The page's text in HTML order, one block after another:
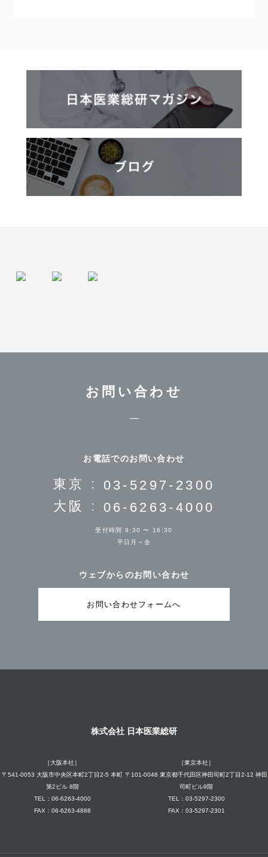
お問い合わせ
お電話でのお問い合わせ
東京 : 03-5297-2300
大阪 : 06-6263-4000
受付時間 9:30 〜 16:30
平日月～金
ウェブからのお問い合わせ
お問い合わせフォームへ
株式会社 日本医業総研
［大阪本社］
〒541-0053 大阪市中央区本町2丁目2-5 本町
第2ビル 8階
TEL：06-6263-4000
FAX：06-6263-4888
［東京本社］
〒101-0048 東京都千代田区神田司町2丁目2-12 神田
司町ビル9階
TEL：03-5297-2300
FAX：03-5297-2301